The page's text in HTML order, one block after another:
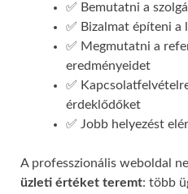
✅ Bemutatni a
✅ Bizalmat építeni a
✅ Megmutatni a
eredményeidet
✅
érdeklődőket
✅ Jobb helyezést
A professzionális weboldal
üzleti értéket teremt: több